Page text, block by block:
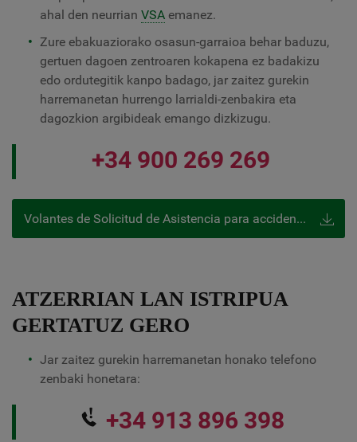
ahal den neurrian VSA emanez.
Zure ebakuaziorako osasun-garraioa behar baduzu,
gertuen dagoen zentroaren kokapena ez badakizu
edo ordutegitik kanpo badago, jar zaitez gurekin
harremanetan hurrengo larrialdi-zenbakira eta
dagozkion argibideak emango dizkizugu.
+34 900 269 269
Volantes de Solicitud de Asistencia para accidente de trabajo (VSA)
ATZERRIAN LAN ISTRIPUA
GERTATUZ GERO
Jar zaitez gurekin harremanetan honako telefono
zenbaki honetara:
+34 913 896 398